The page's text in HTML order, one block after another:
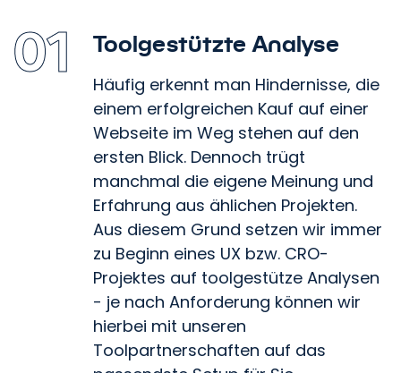
01 Toolgestützte Analyse
Häufig erkennt man Hindernisse, die
einem erfolgreichen Kauf auf einer
Webseite im Weg stehen auf den
ersten Blick. Dennoch trügt
manchmal die eigene Meinung und
Erfahrung aus ählichen Projekten.
Aus diesem Grund setzen wir immer
zu Beginn eines UX bzw. CRO-
Projektes auf toolgestütze Analysen
- je nach Anforderung können wir
hierbei mit unseren
Toolpartnerschaften auf das